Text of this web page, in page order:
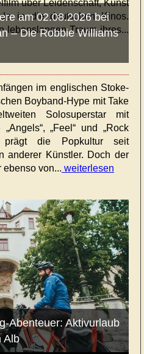
über Leidenschaft, Kunst
in die deutschen Kinos.
lebenslangen Traum ihres...
am 02.08.2026 bei
– Die Robbie Williams
im englischen Stoke-
Boyband-Hype mit Take
Solosuperstar mit
„Feel“ und „Rock
prägt die Popkultur seit
anderer Künstler. Doch der
ebenso von... weiterlesen
Abenteuer: Aktivurlaub
Alb